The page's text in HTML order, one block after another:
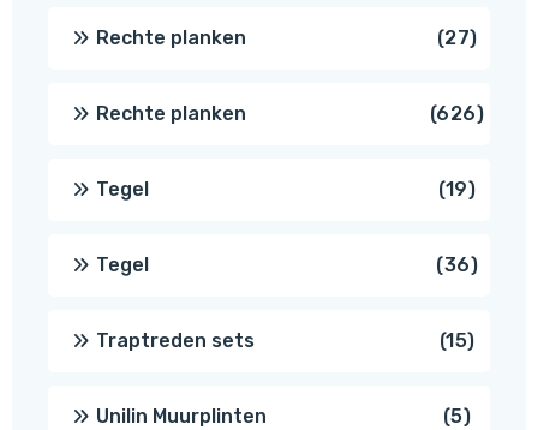
Rechte planken 2727
Rechte planken 626626
Tegel 1919
Tegel 3636
Traptreden sets 1515
Unilin Muurplinten 55